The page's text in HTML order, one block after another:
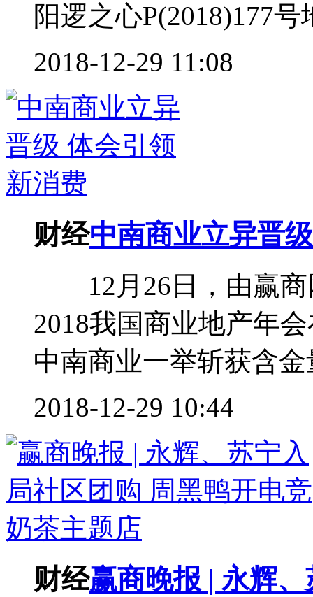
阳逻之心P(2018)177号
2018-12-29 11:08
财经中南商业立异晋
12月26日，由赢商
2018我国商业地产年
中南商业一举斩获含
2018-12-29 10:44
财经赢商晚报 | 永辉